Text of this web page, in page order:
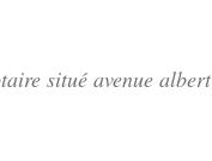
situé avenue albert